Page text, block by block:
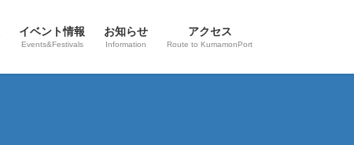
イベント情報
Events&Festivals
お知らせ
Information
アクセス
Route to KumamonPort